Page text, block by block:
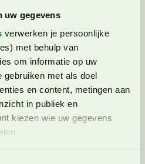
uw gegevens
verwerken je persoonlijke
met behulp van
om informatie op uw
gebruiken met als doel
en content, metingen aan
in publiek en
kiezen wie uw gegevens
dan kan je kiezen uit zo’n
86 kilometer blauw of